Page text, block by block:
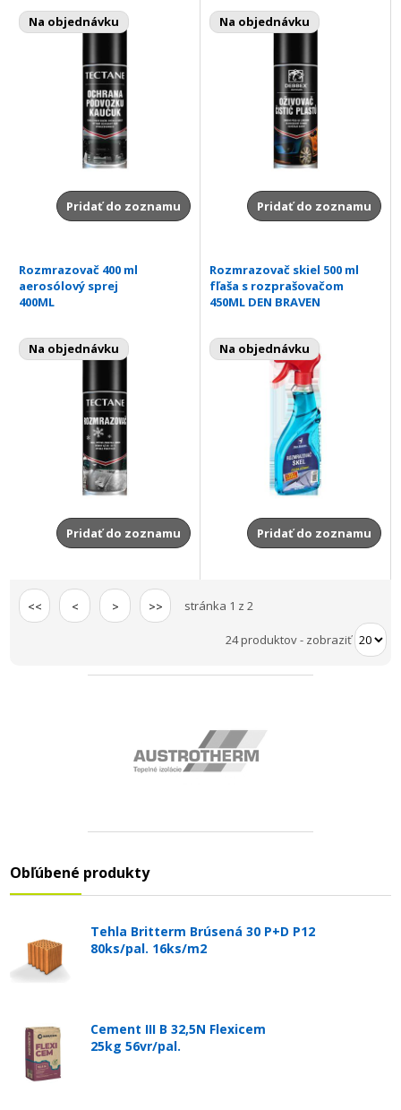
Na objednávku
Pridať do zoznamu
Na objednávku
Pridať do zoznamu
Rozmrazovač 400 ml
aerosólový sprej
400ML
Na objednávku
Pridať do zoznamu
Rozmrazovač skiel 500 ml
fľaša s rozprašovačom
450ML DEN BRAVEN
Na objednávku
Pridať do zoznamu
<< < > >> stránka 1 z 2
24 produktov- zobraziť
Obľúbené produkty
Tehla Britterm Brúsená 30 P+D P12
80ks/pal. 16ks/m2
Cement III B 32,5N Flexicem
25kg 56vr/pal.